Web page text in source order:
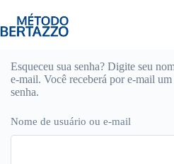
para
o
Esqueceu sua senha? Digite seu
e-mail. Você receberá por e-mail
senha.
Nome de usuário ou e-mail